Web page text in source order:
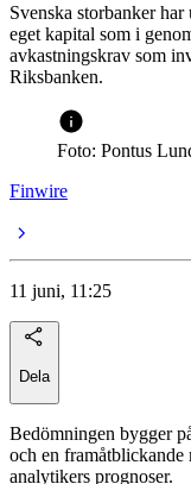
Svenska storbanker har
eget kapital som i
avkastningskrav som
Riksbanken.
Foto: Pontus
Finwire
11 juni, 11:25
Dela
Bedömningen bygger
och en framåtblickande
analytikers prognoser.